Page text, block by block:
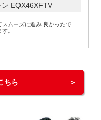
ン EQX46XFTV
スムーズに進み 良かったで
す。
ちら